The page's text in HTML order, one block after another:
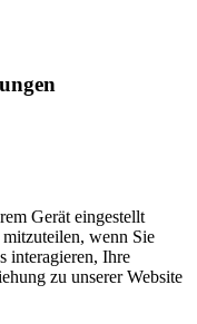
Gerät eingestellt
wenn Sie
interagieren, Ihre
zu unserer Website